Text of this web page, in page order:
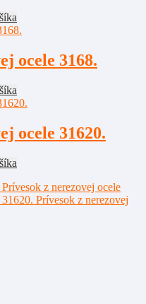
ocele 3168.
ocele 31620.
Prívesok z nerezovej ocele
Prívesok z nerezovej